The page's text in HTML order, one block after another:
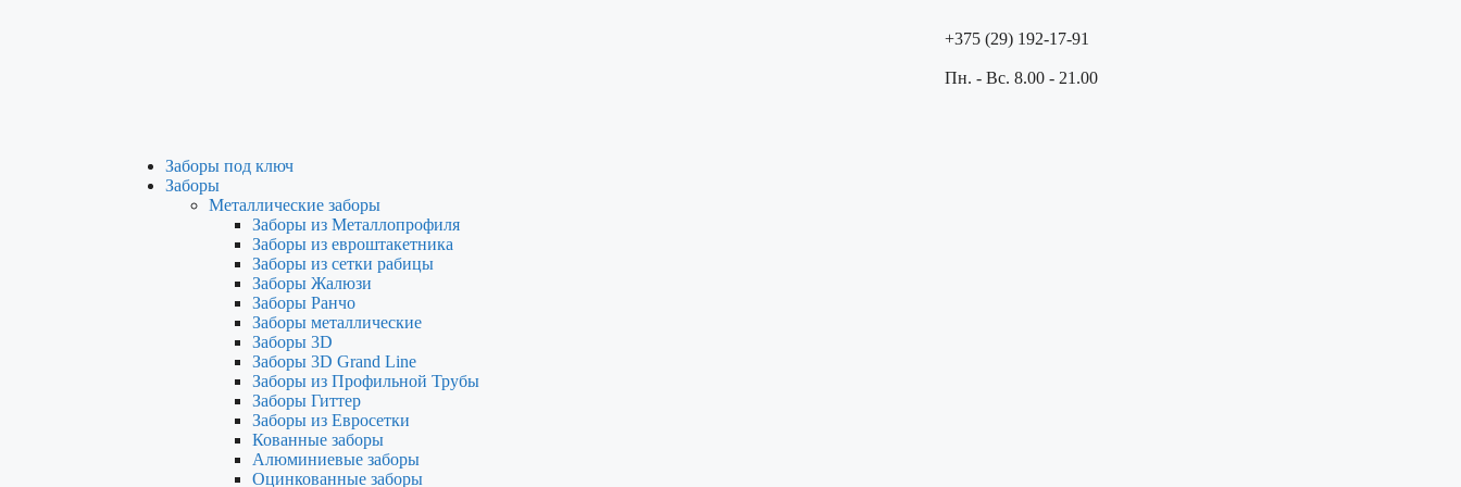
+375 (29) 192-17-91
Пн. - Вс. 8.00 - 21.00
Заборы под ключ
Заборы
Металлические заборы
Заборы из Металлопрофиля
Заборы из евроштакетника
Заборы из сетки рабицы
Заборы Жалюзи
Заборы Ранчо
Заборы металлические
Заборы 3D
Заборы 3D Grand Line
Заборы из Профильной Трубы
Заборы Гиттер
Заборы из Евросетки
Кованные заборы
Алюминиевые заборы
Оцинкованные заборы